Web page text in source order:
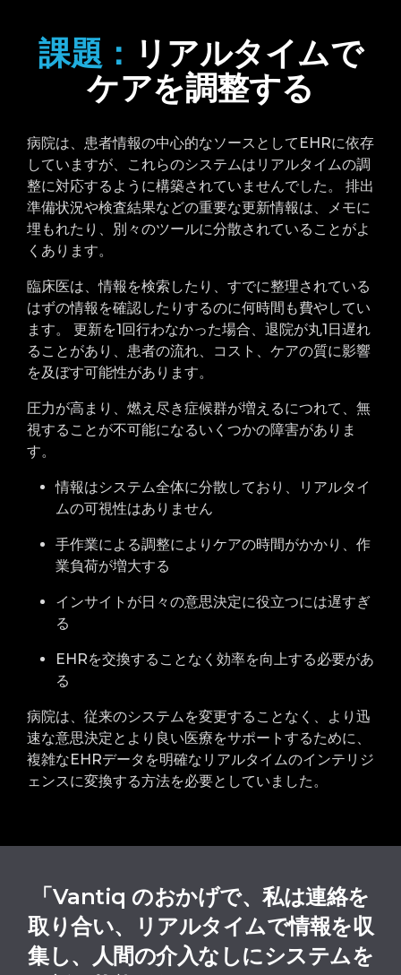
課題： リアルタイムで
ケアを調整する
病院は、患者情報の中心的なソースとしてEHRに依存
していますが、これらのシステムはリアルタイムの調
整に対応するように構築されていませんでした。 排出
準備状況や検査結果などの重要な更新情報は、メモに
埋もれたり、別々のツールに分散されていることがよ
くあります。
臨床医は、情報を検索したり、すでに整理されている
はずの情報を確認したりするのに何時間も費やしてい
ます。 更新を1回行わなかった場合、退院が丸1日遅れ
ることがあり、患者の流れ、コスト、ケアの質に影響
を及ぼす可能性があります。
圧力が高まり、燃え尽き症候群が増えるにつれて、無
視することが不可能になるいくつかの障害がありま
す。
情報はシステム全体に分散しており、リアルタイ
ムの可視性はありません
手作業による調整によりケアの時間がかかり、作
業負荷が増大する
インサイトが日々の意思決定に役立つには遅すぎ
る
EHRを交換することなく効率を向上する必要があ
る
病院は、従来のシステムを変更することなく、より迅
速な意思決定とより良い医療をサポートするために、
複雑なEHRデータを明確なリアルタイムのインテリジ
ェンスに変換する方法を必要としていました。
「Vantiq のおかげで、私は連絡を
取り合い、リアルタイムで情報を収
集し、人間の介入なしにシステムを